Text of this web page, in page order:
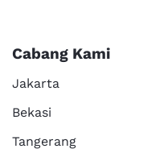
Cabang Kami
Jakarta
Bekasi
Tangerang